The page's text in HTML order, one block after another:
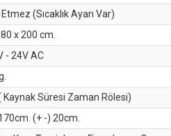
Etmez (Sıcaklık Ayarı Var)
x 200 cm.
- 24V AC
Kaynak Süresi Zaman Rölesi)
(+ -) 20cm.